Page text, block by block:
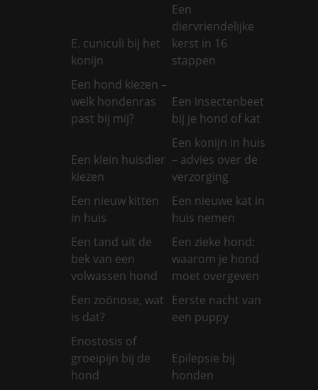
E. cuniculi bij het
konijn
Een
diervriendelijke
kerst in 16
stappen
Een hond kiezen –
welk hondenras
past bij mij?
Een insectenbeet
bij je hond of kat
Een klein huisdier
kiezen
Een konijn in huis
– advies over de
verzorging
Een nieuw kitten
in huis
Een nieuwe kat in
huis nemen
Een tand uit de
bek van een
volwassen hond
Een zieke hond:
waarom je hond
moet overgeven
Een zoönose, wat
is dat?
Eerste nacht van
een puppy
Enostosis of
groeipijn bij de
hond
Epilepsie bij
honden